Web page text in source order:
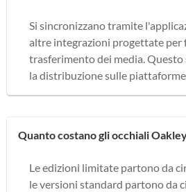
Si sincronizzano tramite
altre integrazioni progettate per
trasferimento dei media.
la distribuzione sulle piattaforme
Quanto costano gli occhiali
Le edizioni limitate partono da
le versioni standard partono da